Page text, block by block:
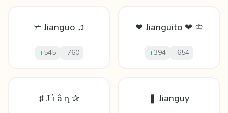
✃ Jianguo ♫
+545 -760
❤ Jianguito ❤ ♔
+394 -654
♯ Ɉ ì ằ ɳ ✰ ❚ Jianguy